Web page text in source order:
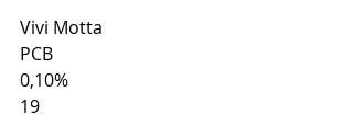
Vivi Motta
PCB
0,10%
19